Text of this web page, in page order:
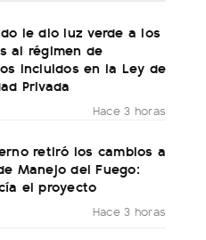
le dio luz verde a los
al régimen de
incluidos en la Ley de
Privada
Hace 3 horas
retiró los cambios a
Manejo del Fuego:
el proyecto
Hace 3 horas